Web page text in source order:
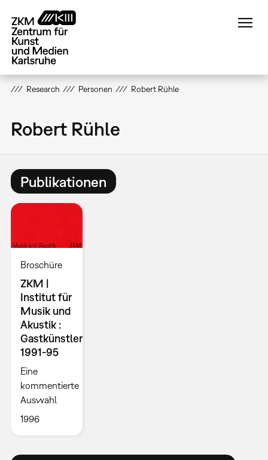
zum
Inhalt
Research Personen Robert Rühle
Robert Rühle
Publikationen
Broschüre
ZKM |
Institut für
Musik und
Akustik :
Gastkünstler
1991-95
Eine
kommentierte
Auswahl
1996